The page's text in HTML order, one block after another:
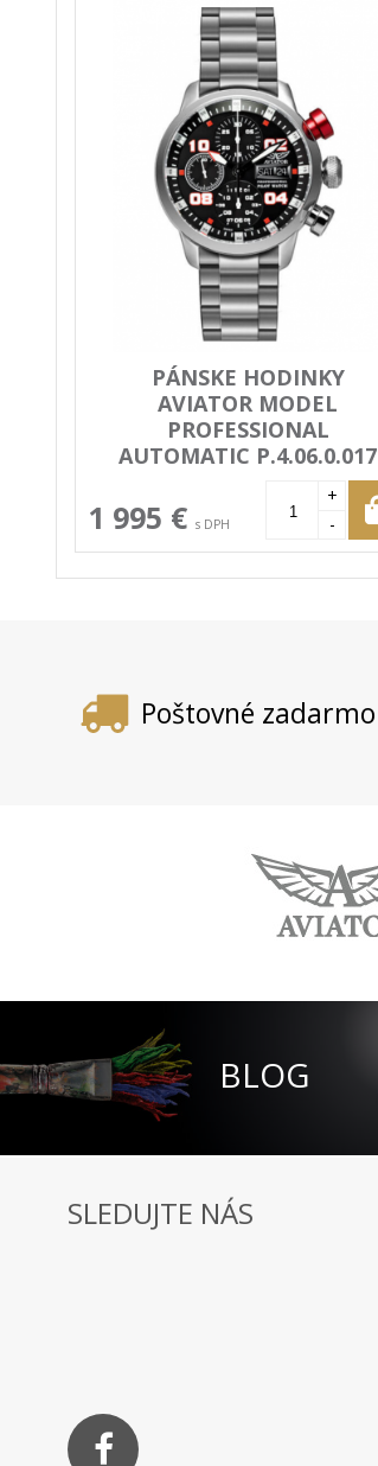
PÁNSKE HODINKY
AVIATOR MODEL
PROFESSIONAL
AUTOMATIC P.4.06.0.017
1 995 € s DPH -
+
Poštovné zadarmo
BLOG
SLEDUJTE NÁS